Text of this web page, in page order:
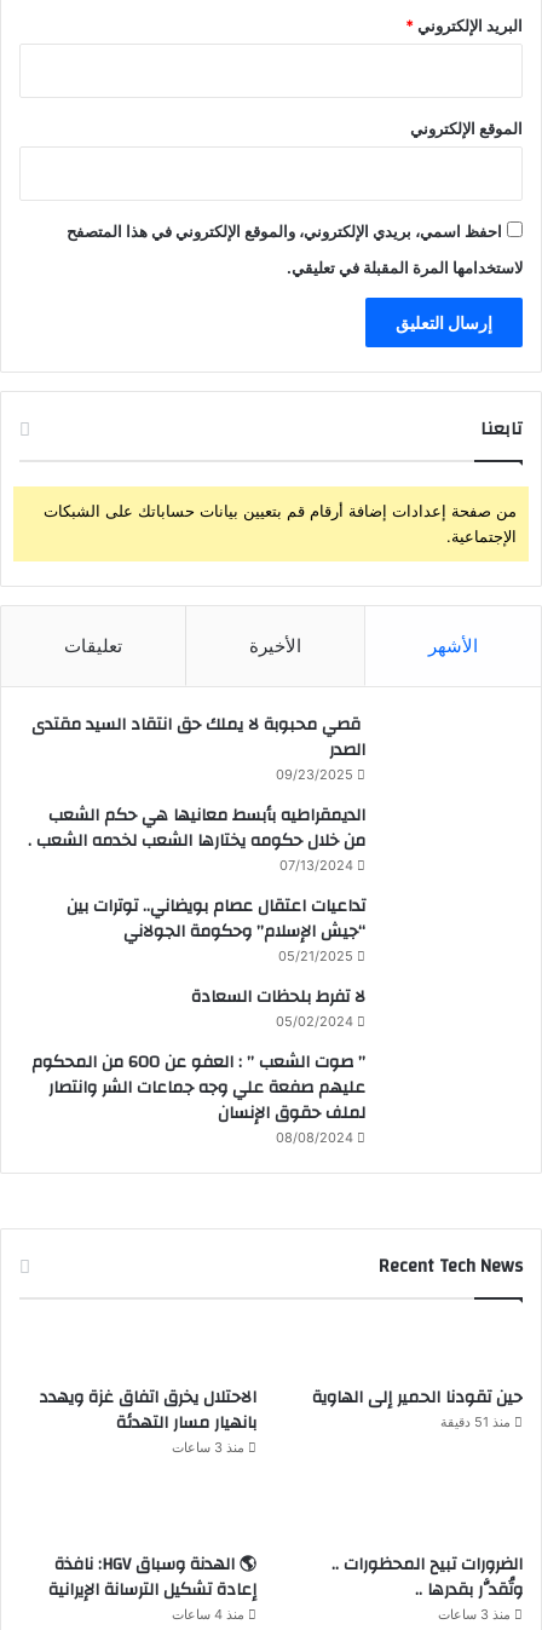
م
ص
ة
ا
م
ع
.
ل
ض
ح
ي
ة
ل
ج
و
ب
ة
ف
ب
ت
البريد الإلكتروني*
الموقع الإلكتروني
احفظ اسمي، بريدي الإلكتروني، والموقع الإلكتروني في هذا المتصفح
لاستخدامها المرة المقبلة في تعليقي.
تابعنا
من صفحة إعدادات إضافة أرقام قم بتعيين بيانات حساباتك على الشبكات
الإجتماعية.
الأشهر الأخيرة تعليقات
قصي محبوبة لا يملك حق انتقاد السيد مقتدى
الصدر
09/23/2025
الديمقراطيه بأبسط معانيها هي حكم الشعب
من خلال حكومه يختارها الشعب لخدمه الشعب .
07/13/2024
تداعيات اعتقال عصام بويضاني.. توترات بين
“جيش الإسلام” وحكومة الجولاني
05/21/2025
لا تفرط بلحظات السعادة
05/02/2024
” صوت الشعب ” : العفو عن 600 من المحكوم
عليهم صفعة علي وجه جماعات الشر وانتصار
لملف حقوق الإنسان
08/08/2024
Recent Tech News
حين تقودنا الحمير إلى الهاوية
منذ 51 دقيقة
الاحتلال يخرق اتفاق غزة ويهدد
بانهيار مسار التهدئة
منذ 3 ساعات
الضرورات تبيح المحظورات ..
وتُقدَّر بقدرها ..
منذ 3 ساعات
🌎 الهدنة وسباق HGV: نافذة
إعادة تشكيل الترسانة الإيرانية
منذ 4 ساعات